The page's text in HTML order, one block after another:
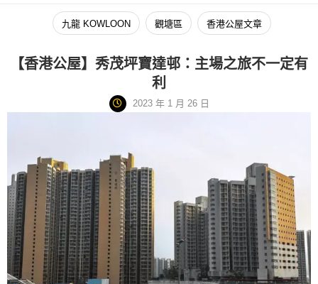
九龍 KOWLOON 觀塘區 香港公屋文章
【香港公屋】秀茂坪寶達邨：主場之旅不一定有
利
2023 年 1 月 26 日